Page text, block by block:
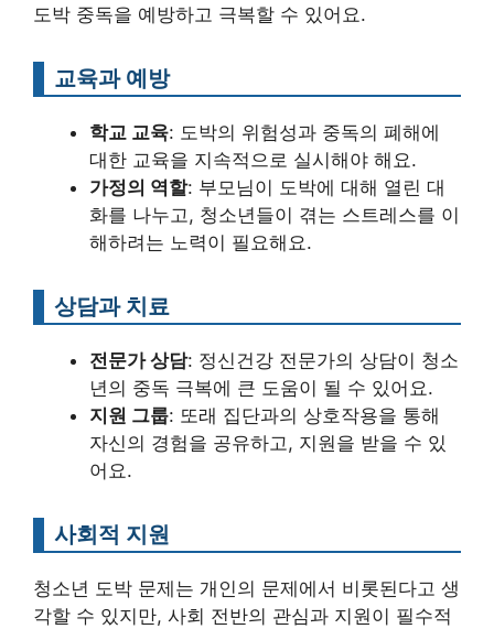
도박 중독을 예방하고 극복할 수 있어요.
교육과 예방
학교 교육: 도박의 위험성과 중독의 폐해에
대한 교육을 지속적으로 실시해야 해요.
가정의 역할: 부모님이 도박에 대해 열린 대
화를 나누고, 청소년들이 겪는 스트레스를 이
해하려는 노력이 필요해요.
상담과 치료
전문가 상담: 정신건강 전문가의 상담이 청소
년의 중독 극복에 큰 도움이 될 수 있어요.
지원 그룹: 또래 집단과의 상호작용을 통해
자신의 경험을 공유하고, 지원을 받을 수 있
어요.
사회적 지원
청소년 도박 문제는 개인의 문제에서 비롯된다고 생
각할 수 있지만, 사회 전반의 관심과 지원이 필수적